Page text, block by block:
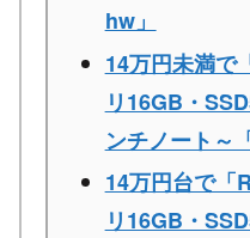
hw」
14万円未満で
リ16GB・
ンチノート～
14万円台で「
リ16GB・